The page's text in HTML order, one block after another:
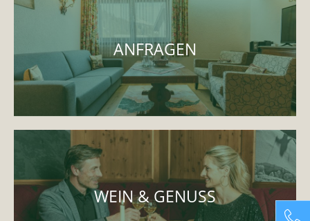
ANFRAGEN
WEIN & GENUSS